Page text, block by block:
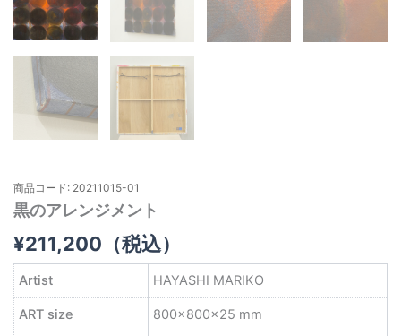
商品コード: 20211015-01
黒のアレンジメント
¥211,200 （税込）
Artist HAYASHI MARIKO
ART size 800×800×25 mm